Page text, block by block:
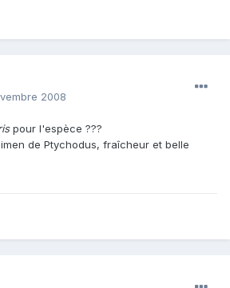
2008
pour l'espèce ???
de Ptychodus, fraîcheur et belle